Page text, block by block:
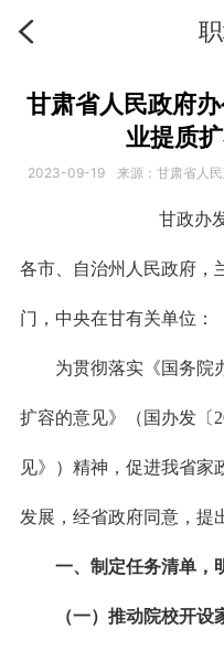
甘肃省人民政府
业提质
2023-09-19 来源：甘肃省人
甘政办
各市、自治州人民政府，
门，中央在甘有关单位：
为贯彻落实《国务院
扩容的意见》（国办发〔
见》）精神，促进我省家
发展，经省政府同意，提
一、制定任务清单，
（一）推动院校开设家